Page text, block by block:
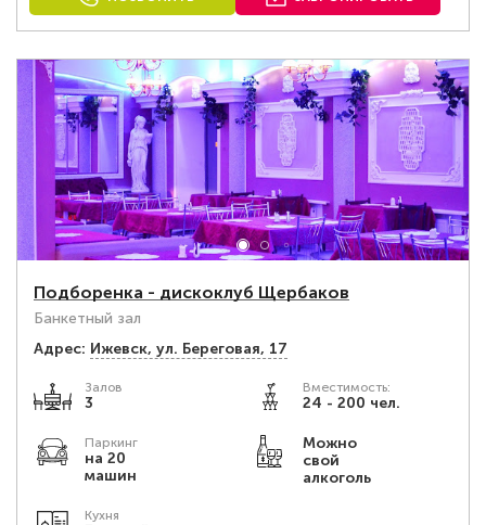
Подборенка - дискоклуб Щербаков
Банкетный зал
Адрес: Ижевск, ул. Береговая, 17
Залов
3
Вместимость:
24 - 200 чел.
Паркинг
на 20
машин
Можно
свой
алкоголь
Кухня